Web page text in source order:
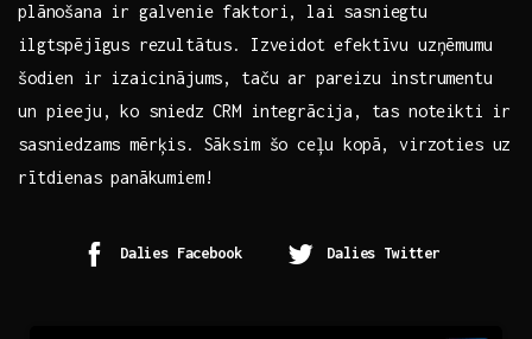
plānošana ir galvenie faktori, lai sasniegtu
ilgtspējīgus ⁤rezultātus. Izveidot efektīvu‌ uzņēmumu
⁢šodien ​ir izaicinājums, taču ar pareizu instrumentu
un pieeju, ko sniedz ⁢CRM integrācija, ⁣tas noteikti ⁤ir
sasniedzams mērķis. ⁤Sāksim šo⁣ ceļu ‌kopā, virzoties uz
rītdienas ⁢panākumiem!
Dalies Facebook Dalies Twitter